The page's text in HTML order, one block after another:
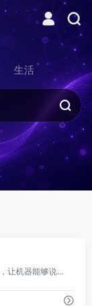
生活
Text To Speech，文本转语音，文本朗读，让机器能够说话。构建自然说话的应用和服务，从 147 种语言和变体中选择 456 种语音。借助高表现力和类似人类的神经语音，让你的方案生动起来。